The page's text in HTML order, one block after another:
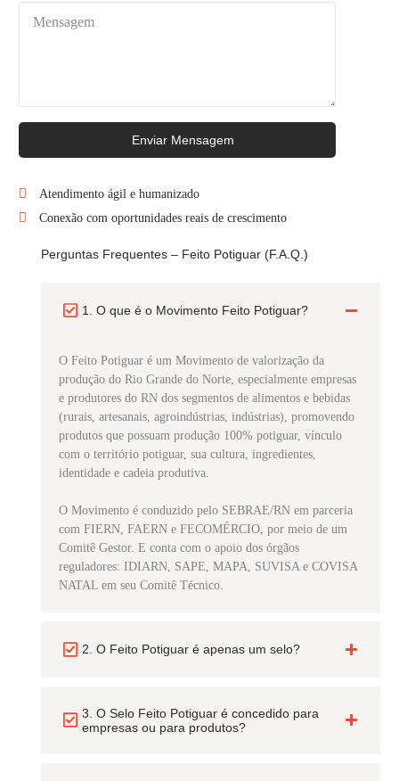
Enviar Mensagem
Atendimento ágil e humanizado
Conexão com oportunidades reais de crescimento
Perguntas Frequentes – Feito Potiguar (F.A.Q.)
1. O que é o Movimento Feito Potiguar?
O Feito Potiguar é um Movimento de valorização da
produção do Rio Grande do Norte, especialmente empresas
e produtores do RN dos segmentos de alimentos e bebidas
(rurais, artesanais, agroindústrias, indústrias), promovendo
produtos que possuam produção 100% potiguar, vínculo
com o território potiguar, sua cultura, ingredientes,
identidade e cadeia produtiva.
O Movimento é conduzido pelo SEBRAE/RN em parceria
com FIERN, FAERN e FECOMÉRCIO, por meio de um
Comitê Gestor. E conta com o apoio dos órgãos
reguladores: IDIARN, SAPE, MAPA, SUVISA e COVISA
NATAL em seu Comitê Técnico.
2. O Feito Potiguar é apenas um selo?
3. O Selo Feito Potiguar é concedido para
empresas ou para produtos?